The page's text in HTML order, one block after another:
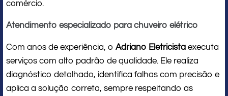
comércio.
Atendimento especializado para chuveiro elétrico
Com anos de experiência, o Adriano Eletricista executa
serviços com alto padrão de qualidade. Ele realiza
diagnóstico detalhado, identifica falhas com precisão e
aplica a solução correta, sempre respeitando as